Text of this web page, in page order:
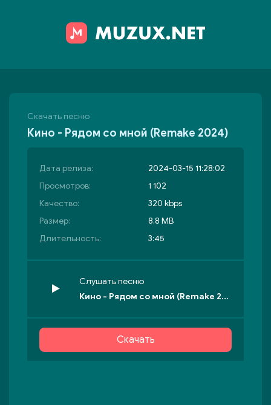
Скачать песню
Кино - Рядом со мной (Remake 2024)
Дата релиза:
2024-03-15 11:28:02
Просмотров:
1 102
Качество:
320 kbps
Размер:
8.8 MB
Длительность:
3:45
Слушать песню
Кино - Рядом со мной (Remake 2024)
Скачать